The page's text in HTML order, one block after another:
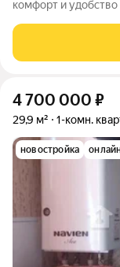
комфорт и
обеспечит вам уют
расположена на
4 700 000 ₽
29,9 м² 1-комн.
новостройка